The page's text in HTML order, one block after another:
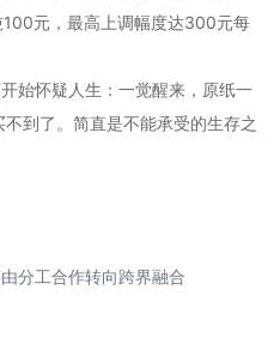
元，最高上调幅度达300元每
怀疑人生：一觉醒来，原纸一
到了。简直是不能承受的生存之
分工合作转向跨界融合